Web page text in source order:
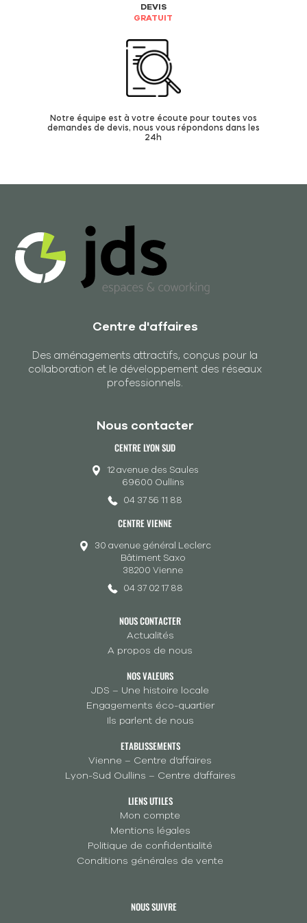
DEVIS
GRATUIT
Notre équipe est à votre écoute pour toutes vos
demandes de devis, nous vous répondons dans les
24h
Centre d'affaires
Des aménagements attractifs, conçus pour la
collaboration et le développement des réseaux
professionnels.
Nous contacter
CENTRE LYON SUD
12 avenue des Saules
69600 Oullins
04 37 56 11 88
CENTRE VIENNE
30 avenue général Leclerc
Bâtiment Saxo
38200 Vienne
04 37 02 17 88
NOUS CONTACTER
Actualités
A propos de nous
NOS VALEURS
JDS – Une histoire locale
Engagements éco-quartier
Ils parlent de nous
ETABLISSEMENTS
Vienne – Centre d’affaires
Lyon-Sud Oullins – Centre d’affaires
LIENS UTILES
Mon compte
Mentions légales
Politique de confidentialité
Conditions générales de vente
NOUS SUIVRE